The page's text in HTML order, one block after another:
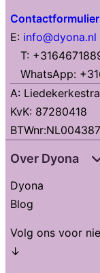
Contactformulier
E: info@dyona.nl
T:
WhatsApp:
A:
KvK: 87280418
Over Dyona
Dyona
Blog
Volg ons voor
↓